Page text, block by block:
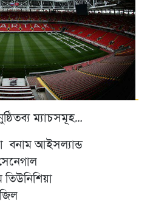
ম্যাচসমূহ…
বনাম আইসল্যান্ড